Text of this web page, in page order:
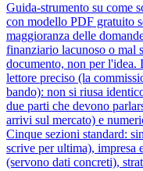
Guida-strumento su come
con modello PDF gratuito
maggioranza delle
finanziario lacunoso o mal
documento, non per l'idea.
lettore preciso (la
bando): non si riusa
due parti che devono
arrivi sul mercato) e
Cinque sezioni standard:
scrive per ultima), impresa
(servono dati concreti),